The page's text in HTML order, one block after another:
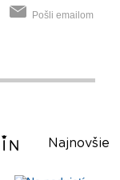
Pošli emailom
Najnovšie